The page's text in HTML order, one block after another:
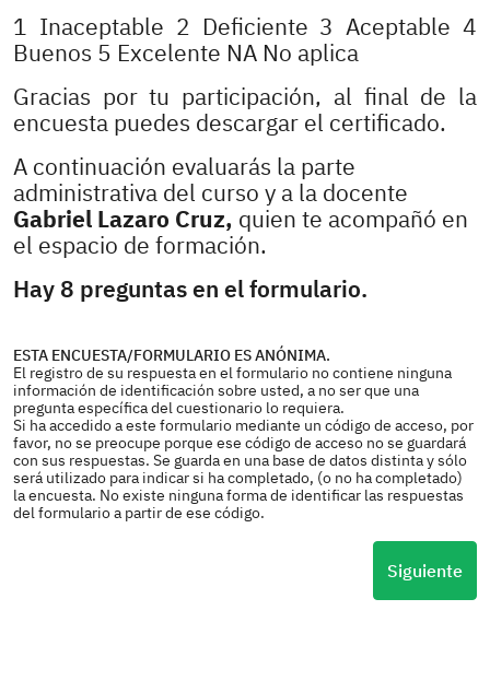
1 Inaceptable 2 Deficiente 3 Aceptable 4
Buenos 5 Excelente NA No aplica
Gracias por tu participación, al final de la
encuesta puedes descargar el certificado.
A continuación evaluarás la parte
administrativa del curso y a la docente
Gabriel Lazaro Cruz, quien te acompañó en
el espacio de formación.
Hay 8 preguntas en el formulario.
ESTA ENCUESTA/FORMULARIO ES ANÓNIMA.
El registro de su respuesta en el formulario no contiene ninguna
información de identificación sobre usted, a no ser que una
pregunta específica del cuestionario lo requiera.
Si ha accedido a este formulario mediante un código de acceso, por
favor, no se preocupe porque ese código de acceso no se guardará
con sus respuestas. Se guarda en una base de datos distinta y sólo
será utilizado para indicar si ha completado, (o no ha completado)
la encuesta. No existe ninguna forma de identificar las respuestas
del formulario a partir de ese código.
Siguiente